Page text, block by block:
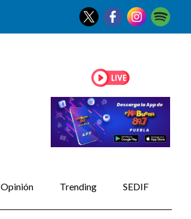
Opinión Trending SEDIF